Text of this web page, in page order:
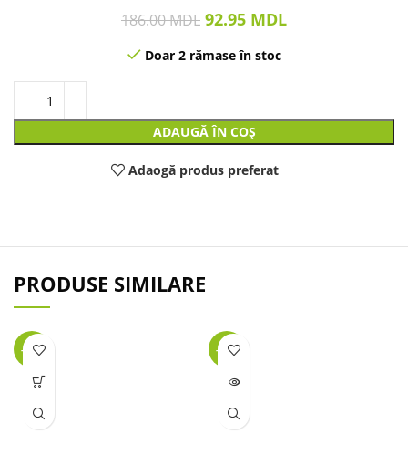
186.00MDL 92.95 MDL
Doar 2 rămase în stoc
ADAUGĂ ÎN COȘ
Adaogă produs preferat
PRODUSE SIMILARE
-25% -38%
LIPSĂ